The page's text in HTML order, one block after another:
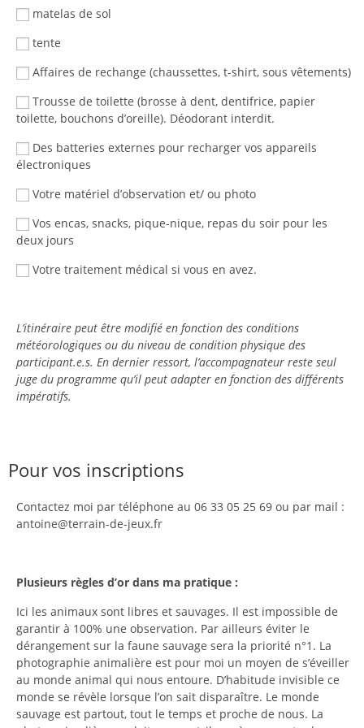
matelas de sol
tente
Affaires de rechange (chaussettes, t-shirt, sous vêtements)
Trousse de toilette (brosse à dent, dentifrice, papier
toilette, bouchons d’oreille). Déodorant interdit.
Des batteries externes pour recharger vos appareils
électroniques
Votre matériel d’observation et/ ou photo
Vos encas, snacks, pique-nique, repas du soir pour les
deux jours
Votre traitement médical si vous en avez.
L’itinéraire peut être modifié en fonction des conditions
météorologiques ou du niveau de condition physique des
participant.e.s. En dernier ressort, l’accompagnateur reste seul
juge du programme qu’il peut adapter en fonction des différents
impératifs.
Pour vos inscriptions
Contactez moi par téléphone au 06 33 05 25 69 ou par mail :
antoine@terrain-de-jeux.fr
Plusieurs règles d’or dans ma pratique :
Ici les animaux sont libres et sauvages. Il est impossible de
garantir à 100% une observation. Par ailleurs éviter le
dérangement sur la faune sauvage sera la priorité n°1. La
photographie animalière est pour moi un moyen de s’éveiller
au monde animal qui nous entoure. D’habitude invisible ce
monde se révèle lorsque l’on sait disparaître. Le monde
sauvage est partout, tout le temps et proche de nous. La